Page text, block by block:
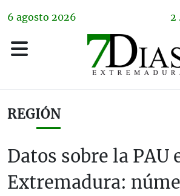
6 agosto 2026 2
REGIÓN
Datos sobre la PAU
Extremadura: